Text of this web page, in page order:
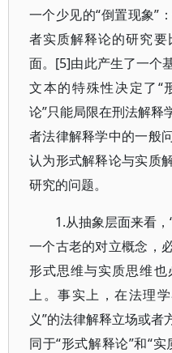
一个少见的“倒置现象”
者实质解释论的研究
面。[5]由此产生了一个
文本的特殊性决定了“
论”只能局限在刑法解释
者法律解释学中的一般
认为形式解释论与实质
研究的问题。
1.从抽象层面来看，
一个古老的对立概念，
形式思维与实质思维
上。事实上，在法理
义”的法律解释立场或
同于“形式解释论”和“